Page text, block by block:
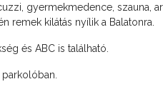
gyermekmedence, szauna,
remek kilátás nyílik a Balatonra.
és ABC is található.